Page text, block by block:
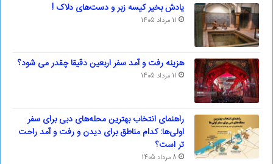
یادش بخیر کیسه‌ زبر و دست‌های دلاک !
11 مرداد 1405
هزینه رفت و آمد سفر اربعین دقیقا چقدر می شود؟
11 مرداد 1405
راهنمای انتخاب بهترین محله‌های دبی برای سفر
اولی‌ها: کدام مناطق برای دیدن و رفت و آمد راحت
تر است؟
8 مرداد 1405